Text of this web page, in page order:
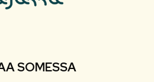
SOMESSA